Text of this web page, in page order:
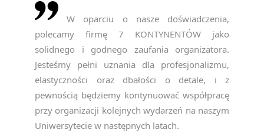
NEWSLETTER
— ZAPISZ SIĘ, ABY
OTRZYMYWAĆ
W oparciu o nasze doświadczenia,
polecamy firmę 7 KONTYNENTÓW jako
solidnego i godnego zaufania organizatora.
Jesteśmy pełni uznania dla profesjonalizmu,
elastyczności oraz dbałości o detale, i z
pewnością będziemy kontynuować współpracę
przy organizacji kolejnych wydarzeń na naszym
Uniwersytecie w następnych latach.